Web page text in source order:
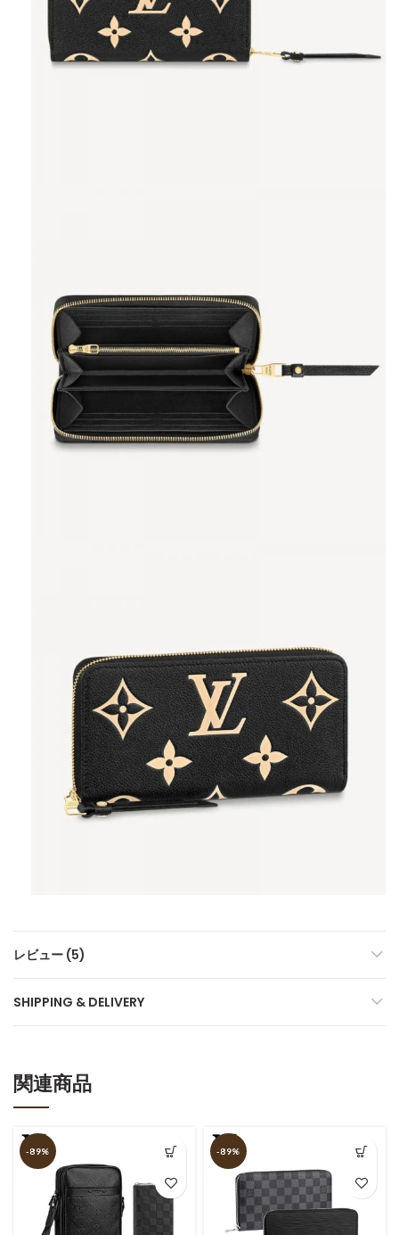
レビュー (5)
SHIPPING & DELIVERY
関連商品
-89% -89%